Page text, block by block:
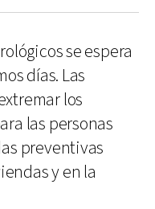
se espera
días. Las
los
las personas
preventivas
y en la